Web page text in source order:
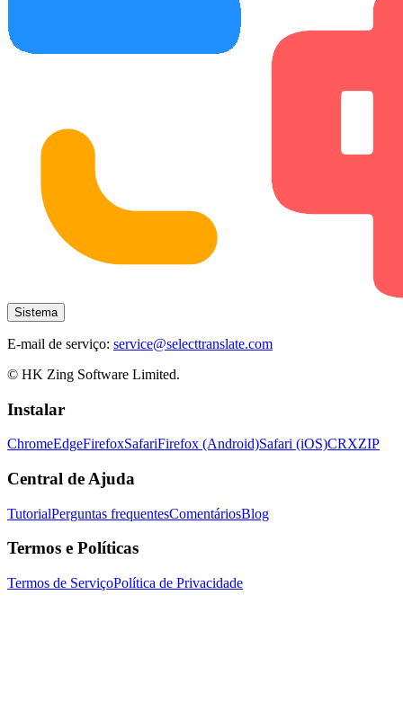
Sistema
E-mail de serviço: service@selecttranslate.com
© HK Zing Software Limited.
Instalar
ChromeEdgeFirefoxSafariFirefox (Android)Safari (iOS)CRXZIP
Central de Ajuda
TutorialPerguntas frequentesComentáriosBlog
Termos e Políticas
Termos de ServiçoPolítica de Privacidade